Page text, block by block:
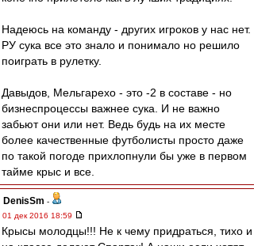
Надеюсь на команду - других игроков у нас нет.
РУ сука все это знало и понимало но решило
поиграть в рулетку.
Давыдов, Мельгарехо - это -2 в составе - но
бизнеспроцессы важнее сука. И не важно
забьют они или нет. Ведь будь на их месте
более качественные футболисты просто даже
по такой погоде прихлопнули бы уже в первом
тайме крыс и все.
DenisSm -
01 дек 2016 18:59
Крысы молодцы!!! Не к чему придраться, тихо и